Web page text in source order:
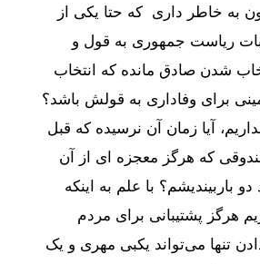
به خاطر داری که حتا یکی از
ریاست جمهوری به قول و
شدن صادق مانده که
انتخاب
برای وفاداری به قولش باشد؟
آیا زمان آن نرسیده که قبل
که هرگز معجزه ای از
آن
دو بار بیندیشم؟ با علم به
اینکه
هرگز پشتیبانی برای مردم
تنها می‌تواند یکبی مهری و یک